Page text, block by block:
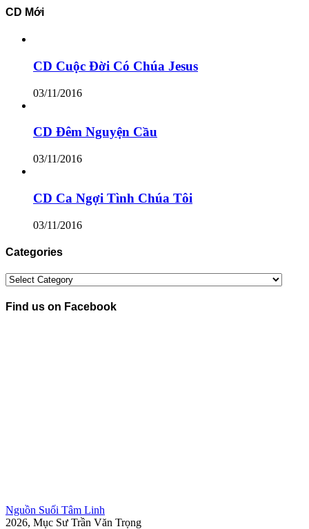
CD Mới
CD Cuộc Đời Có Chúa Jesus
03/11/2016
CD Đêm Nguyện Cầu
03/11/2016
CD Ca Ngợi Tình Chúa Tôi
03/11/2016
Categories
Categories
Find us on Facebook
Nguồn Suối Tâm Linh
2026, Mục Sư Trần Văn Trọng